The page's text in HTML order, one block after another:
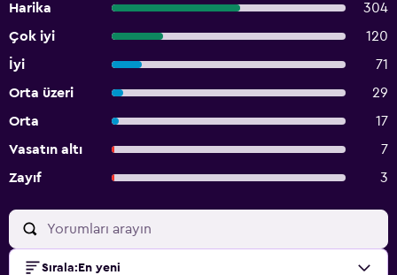
Harika
304
Çok iyi
120
İyi
71
Orta üzeri
29
Orta
17
Vasatın altı
7
Zayıf
3
Sırala: En yeni